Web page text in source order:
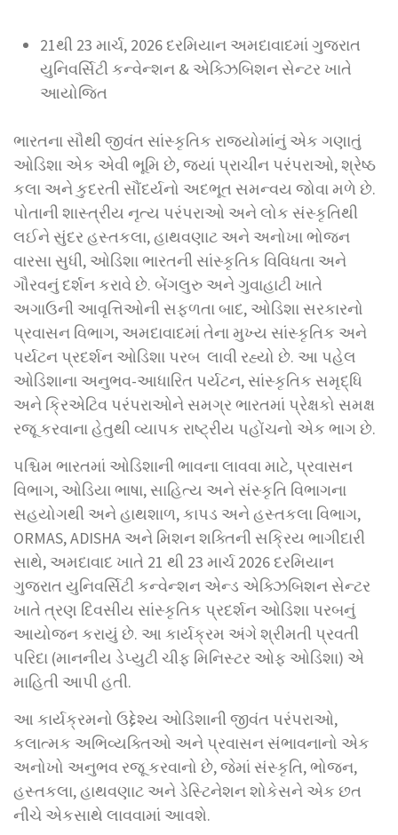
21થી 23 માર્ચ, 2026 દરમિયાન અમદાવાદમાં ગુજરાત
યુનિવર્સિટી કન્વેન્શન & એક્ઝિબિશન સેન્ટર ખાતે
આયોજિત
ભારતના સૌથી જીવંત સાંસ્કૃતિક રાજ્યોમાંનું એક ગણાતું
ઓડિશા એક એવી ભૂમિ છે, જ્યાં પ્રાચીન પરંપરાઓ, શ્રેષ્ઠ
કલા અને કુદરતી સૌંદર્યનો અદભૂત સમન્વય જોવા મળે છે.
પોતાની શાસ્ત્રીય નૃત્ય પરંપરાઓ અને લોક સંસ્કૃતિથી
લઈને સુંદર હસ્તકલા, હાથવણાટ અને અનોખા ભોજન
વારસા સુધી, ઓડિશા ભારતની સાંસ્કૃતિક વિવિધતા અને
ગૌરવનું દર્શન કરાવે છે. બેંગલુરુ અને ગુવાહાટી ખાતે
અગાઉની આવૃત્તિઓની સફળતા બાદ, ઓડિશા સરકારનો
પ્રવાસન વિભાગ, અમદાવાદમાં તેના મુખ્ય સાંસ્કૃતિક અને
પર્યટન પ્રદર્શન ઓડિશા પરબ લાવી રહ્યો છે. આ પહેલ
ઓડિશાના અનુભવ-આધારિત પર્યટન, સાંસ્કૃતિક સમૃદ્ધિ
અને ક્રિએટિવ પરંપરાઓને સમગ્ર ભારતમાં પ્રેક્ષકો સમક્ષ
રજૂ કરવાના હેતુથી વ્યાપક રાષ્ટ્રીય પહોંચનો એક ભાગ છે.
પશ્ચિમ ભારતમાં ઓડિશાની ભાવના લાવવા માટે, પ્રવાસન
વિભાગ, ઓડિયા ભાષા, સાહિત્ય અને સંસ્કૃતિ વિભાગના
સહયોગથી અને હાથશાળ, કાપડ અને હસ્તકલા વિભાગ,
ORMAS, ADISHA અને મિશન શક્તિની સક્રિય ભાગીદારી
સાથે, અમદાવાદ ખાતે 21 થી 23 માર્ચ 2026 દરમિયાન
ગુજરાત યુનિવર્સિટી કન્વેન્શન એન્ડ એક્ઝિબિશન સેન્ટર
ખાતે ત્રણ દિવસીય સાંસ્કૃતિક પ્રદર્શન ઓડિશા પરબનું
આયોજન કરાયું છે. આ કાર્યક્રમ અંગે શ્રીમતી પ્રવતી
પરિદા (માનનીય ડેપ્યુટી ચીફ મિનિસ્ટર ઓફ ઓડિશા) એ
માહિતી આપી હતી.
આ કાર્યક્રમનો ઉદ્દેશ્ય ઓડિશાની જીવંત પરંપરાઓ,
કલાત્મક અભિવ્યક્તિઓ અને પ્રવાસન સંભાવનાનો એક
અનોખો અનુભવ રજૂ કરવાનો છે, જેમાં સંસ્કૃતિ, ભોજન,
હસ્તકલા, હાથવણાટ અને ડેસ્ટિનેશન શોકેસને એક છત
નીચે એકસાથે લાવવામાં આવશે.